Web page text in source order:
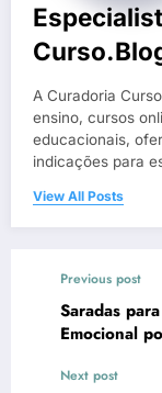
A Curadoria
ensino, cursos
educacionais,
indicações para
View All Posts
Previous post
Saradas
Emocional
Next post